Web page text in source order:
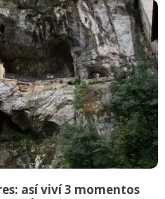
así viví 3 momentos